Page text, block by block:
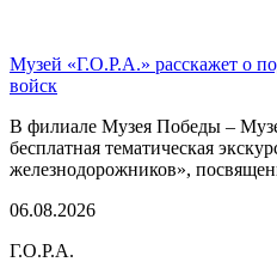
Музей «Г.О.Р.А.» расскажет о
войск
В филиале Музея Победы –
бесплатная тематическая
железнодорожников»,
06.08.2026
Г.О.Р.А.